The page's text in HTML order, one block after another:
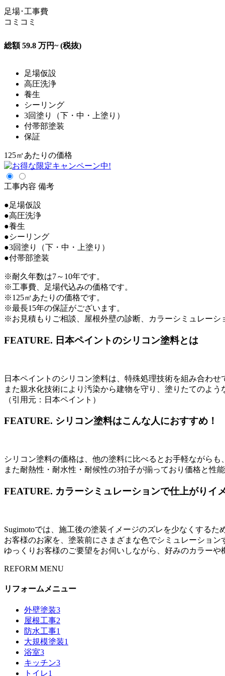
足場･工事費
コミコミ
総額59.8 万円~(税抜)
足場仮設
高圧洗浄
養生
シーリング
3回塗り（下・中・上塗り）
付帯部塗装
保証
125㎡あたりの価格
工事内容 備考
●足場仮設
●高圧洗浄
●養生
●シーリング
●3回塗り（下・中・上塗り）
●付帯部塗装
※耐久年数は7～10年です。
※工事費、足場代込みの価格です。
※125㎡あたりの価格です。
※最長15年の保証がございます。
※お見積もりご相談、屋根外壁の診断、カラーシミュレー
FEATURE. 日本ペイントのシリコン塗料とは
日本ペイントのシリコン塗料は、特殊処理技術を組み合わ
また親水化技術により汚染から建物を守り、塗りたてのよ
（引用元：日本ペイント）
FEATURE. シリコン塗料はこんな人におすすめ！
シリコン塗料の価格は、他の塗料に比べるとお手軽ながら
また耐熱性・耐水性・耐候性の3拍子が揃っており価格と性
FEATURE. カラーシミュレーションで仕上がりイ
Sugimotoでは、施工後の塗装イメージのズレを少なくする
お客様のお家を、塗装前にさまざまな色でシミュレーショ
ゆっくりお客様のご要望をお伺いしながら、好みのカラー
REFORM MENU
リフォームメニュー
外壁塗装3
屋根工事2
防水工事1
大規模塗装1
浴室3
キッチン3
トイレ1